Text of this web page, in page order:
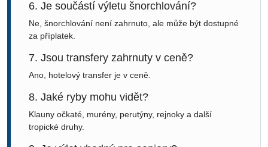
6. Je součástí výletu šnorchlování?
Ne, šnorchlování není zahrnuto, ale může být dostupné
za příplatek.
7. Jsou transfery zahrnuty v ceně?
Ano, hotelový transfer je v ceně.
8. Jaké ryby mohu vidět?
Klauny očkaté, murény, perutýny, rejnoky a další
tropické druhy.